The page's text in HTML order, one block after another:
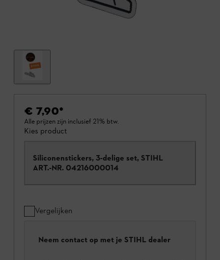
€ 7,90*
Alle prijzen zijn inclusief 21% btw.
Kies product
Siliconenstickers, 3-delige set, STIHL
ART.-NR. 04216000014
Vergelijken
Neem contact op met je STIHL dealer